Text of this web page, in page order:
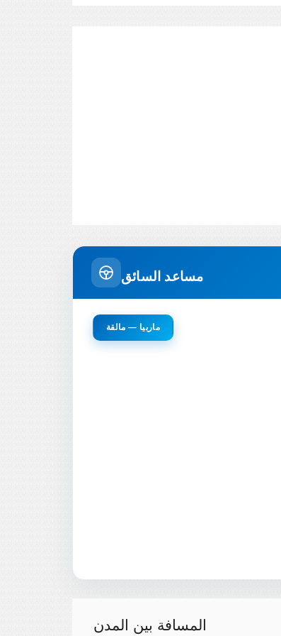
مساعد السائق
ماربيا — مالقة
المسافة بين المدن